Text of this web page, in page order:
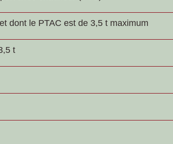
dont le PTAC est de 3,5 t maximum
t